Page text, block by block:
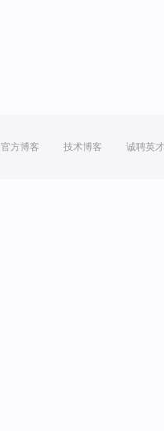
官方博客 技术博客 诚聘英才